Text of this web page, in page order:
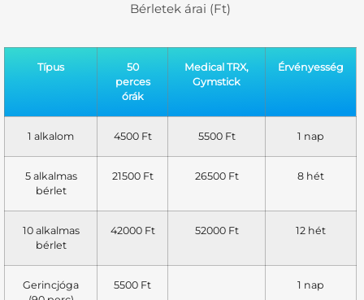
Bérletek árai (Ft)
Típus
50
perces
órák
Medical TRX,
Gymstick
Érvényesség
1 alkalom 4500 Ft 5500 Ft 1 nap
5 alkalmas
bérlet
21500 Ft 26500 Ft 8 hét
10 alkalmas
bérlet
42000 Ft 52000 Ft 12 hét
Gerincjóga
5500 Ft 1 nap